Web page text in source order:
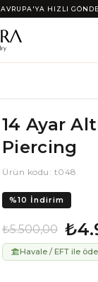
AVRUPA'YA HIZLI
14 Ayar
Piercing
Ürün kodu: t048
%10 İndirim
₺5.500,00
Havale / EFT ile